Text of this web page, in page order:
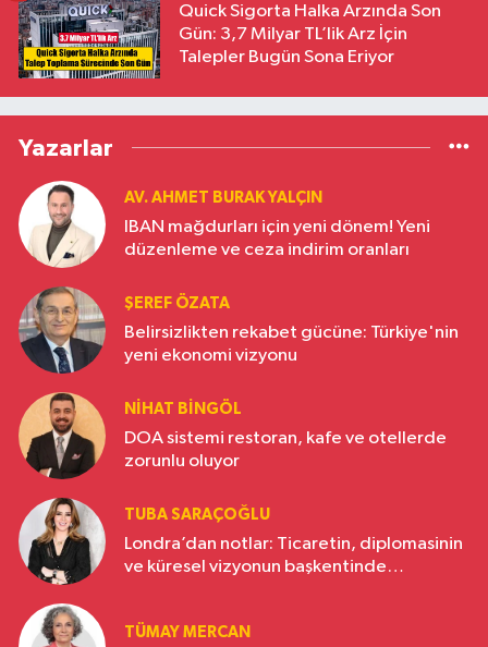
Quick Sigorta Halka Arzında Son
Gün: 3,7 Milyar TL’lik Arz İçin
Talepler Bugün Sona Eriyor
Yazarlar
AV. AHMET BURAK YALÇIN
IBAN mağdurları için yeni dönem! Yeni
düzenleme ve ceza indirim oranları
ŞEREF ÖZATA
Belirsizlikten rekabet gücüne: Türkiye'nin
yeni ekonomi vizyonu
NIHAT BINGÖL
DOA sistemi restoran, kafe ve otellerde
zorunlu oluyor
TUBA SARAÇOĞLU
Londra’dan notlar: Ticaretin, diplomasinin
ve küresel vizyonun başkentinde
TÜMAY MERCAN